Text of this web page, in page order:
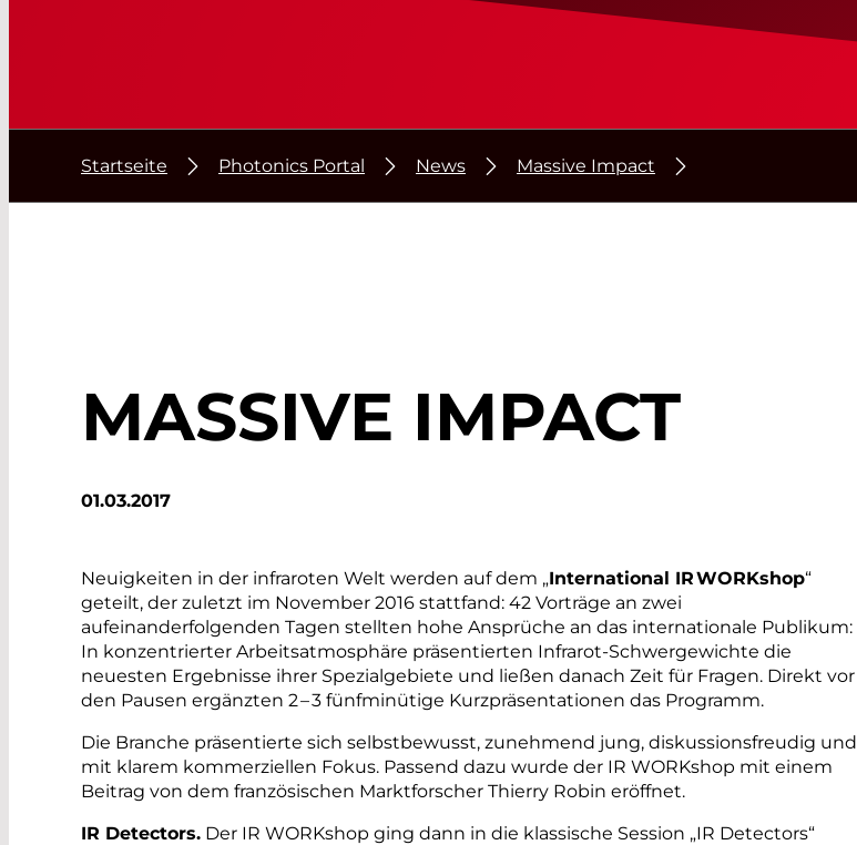
Startseite Photonics Portal News Massive Impact
MASSIVE IMPACT
01.03.2017
Neuigkeiten in der infraroten Welt ­werden auf dem „International IR WORKshop“
geteilt, der zuletzt im November 2016 stattfand: 42 Vorträge an zwei
aufeinanderfolgenden Tagen stellten hohe Ansprüche an das internationale Publikum:
In konzentrierter Arbeitsatmosphäre präsentierten Infrarot-Schwergewichte die
neuesten Ergebnisse ihrer Spezialgebiete und ließen danach Zeit für Fragen. Direkt vor
den Pausen ergänzten 2 – 3 fünfminütige Kurzpräsentationen das Programm.
Die Branche präsentierte sich selbstbewusst, zunehmend jung, diskussionsfreudig und
mit klarem kommerziellen Fokus. Passend dazu wurde der IR WORKshop mit einem
Beitrag von dem französischen Marktforscher Thierry Robin eröffnet.
IR Detectors. Der IR WORKshop ging dann in die klassische Session „IR Detectors“